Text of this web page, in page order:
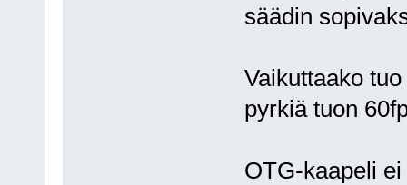
säädin
Vaikuttaako
pyrkiä tuon
OTG-kaapeli